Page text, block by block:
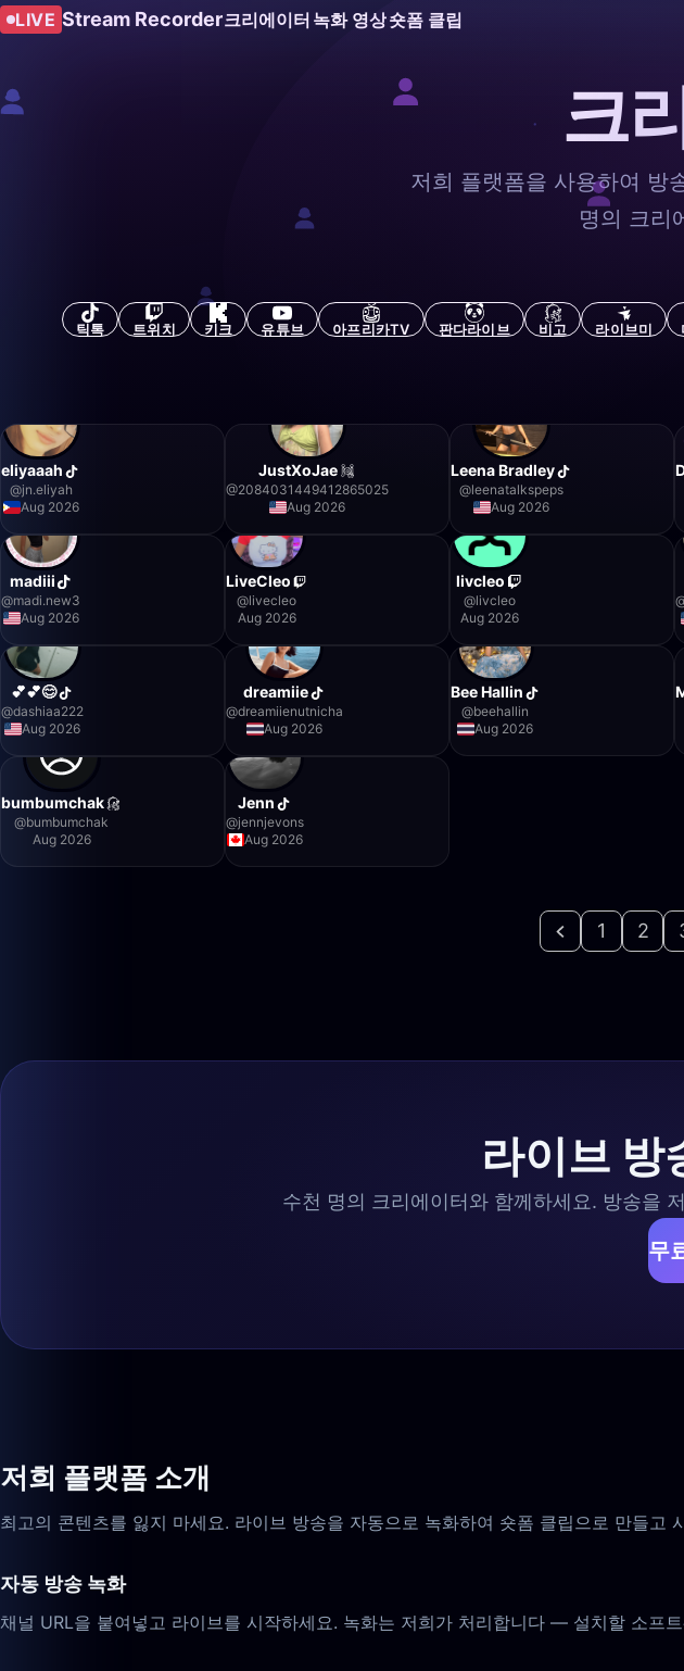
LIVE Stream Recorder크리에이터 녹화 영상숏폼 클립
크
저희 플랫폼을 사용하여 방
명의 크리
틱톡 트위치 키크 유튜브 아프리카TV 판다라이브 비고 라이브미
eliyaaah
@jn.eliyah
Aug 2026
JustXoJae
@2084031449412865025
Aug 2026
Leena Bradley
@leenatalkspeps
Aug 2026
madiii
@madi.new3
Aug 2026
LiveCleo
@livecleo
Aug 2026
livcleo
@livcleo
Aug 2026
💕💕😊
@dashiaa222
Aug 2026
dreamiie
@dreamiienutnicha
Aug 2026
Bee Hallin
@beehallin
Aug 2026
bumbumchak
@bumbumchak
Aug 2026
Jenn
@jennjevons
Aug 2026
1 2
라이브 방
수천 명의 크리에이터와 함께하세요. 방송을
무
저희 플랫폼 소개
최고의 콘텐츠를 잃지 마세요. 라이브 방송을 자동으로 녹화하여 숏폼 클립으로 만들고
자동 방송 녹화
채널 URL을 붙여넣고 라이브를 시작하세요. 녹화는 저희가 처리합니다 — 설치할 소프